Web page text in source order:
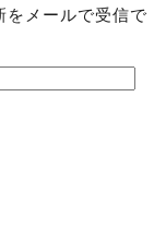
をメールで受信で